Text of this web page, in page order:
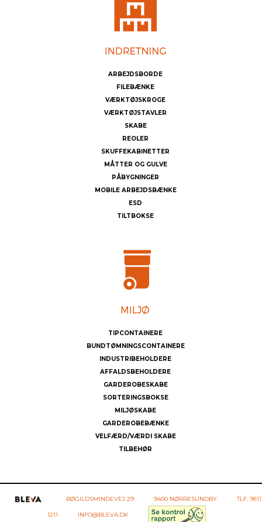
ARBEJDSBORDE
FILEBÆNKE
VÆRKTØJSKROGE
VÆRKTØJSTAVLER
SKABE
REOLER
SKUFFEKABINETTER
MÅTTER OG GULVE
PÅBYGNINGER
MOBILE ARBEJDSBÆNKE
ESD
TILTBOKSE
TIPCONTAINERE
BUNDTØMNINGSCONTAINERE
INDUSTRIBEHOLDERE
AFFALDSBEHOLDERE
GARDEROBESKABE
SORTERINGSBOKSE
MILJØSKABE
GARDEROBEBÆNKE
VELFÆRD/VÆRDI SKABE
TILBEHØR
BØGILDSMINDEVEJ 29 9400 NØRRESUNDBY TLF. 9811
1211 INFO@BLEVA.DK